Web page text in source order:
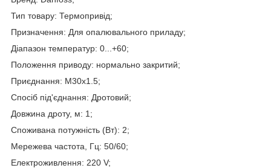
Тип товару: Термопривід;
Призначення: Для опалювального приладу;
Діапазон температур: 0...+60;
Положення приводу: нормально закритий;
Приєднання: M30x1.5;
Спосіб під'єднання: Дротовий;
Довжина дроту, м: 1;
Споживана потужність (Вт): 2;
Мережева частота, Гц: 50/60;
Електроживлення: 220 V;